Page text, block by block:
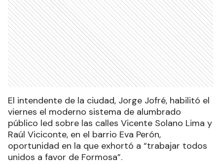
El intendente de la ciudad, Jorge Jofré, habilitó el
viernes el moderno sistema de alumbrado
público led sobre las calles Vicente Solano Lima y
Raúl Viciconte, en el barrio Eva Perón,
oportunidad en la que exhortó a “trabajar todos
unidos a favor de Formosa”.